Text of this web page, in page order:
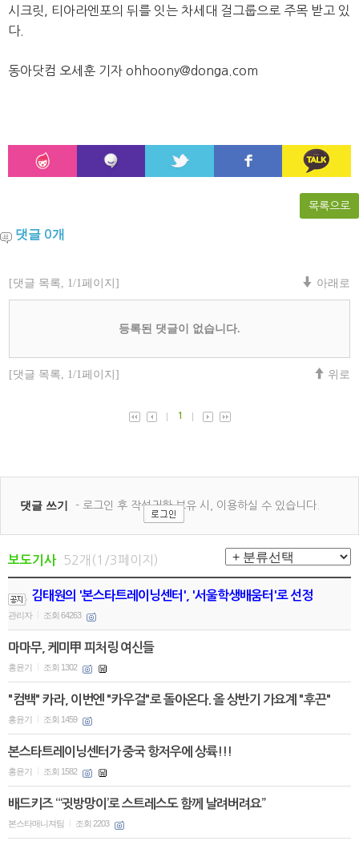
시크릿, 티아라엔포의 뒤를 잇는 차세대 걸그룹으로 주목 받고 있
다.
동아닷컴 오세훈 기자 ohhoony@donga.com
목록으로
댓글 0개
보도기사 52개(1/3페이지)
김태원의 '본스타트레이닝센터', '서울학생배움터'로 선정
관리자 조회 64263
마마무, 케미甲 피처링 여신들
홍윤기 조회 1302
"컴백" 카라, 이번엔 "카우걸"로 돌아온다. 올 상반기 가요계 "후끈"
홍윤기 조회 1459
본스타트레이닝센터가 중국 항저우에 상륙!!!
홍윤기 조회 1582
배드키즈 “‘귓방망이’로 스트레스도 함께 날려버려요”
본스타매니져팀 조회 2203